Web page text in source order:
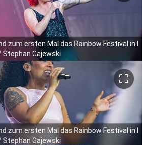
zum ersten Mal das Rainbow Festival in
/ Stephan Gajewski
crop_free
zum ersten Mal das Rainbow Festival in
/ Stephan Gajewski